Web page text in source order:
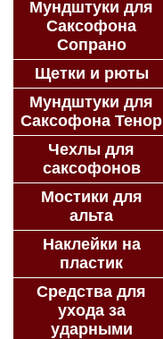
Мундштуки для
Саксофона
Сопрано
Щетки и рюты
Мундштуки для
Саксофона Тенор
Чехлы для
саксофонов
Мостики для
альта
Наклейки на
пластик
Средства для
ухода за
ударными